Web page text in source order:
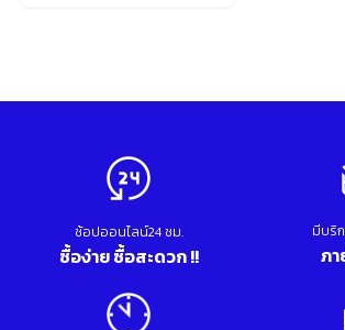
เครื่องมือทำความสะอาด
เครื่องมือไฟฟ้า
เครื่องยนต์ เครื่องมือซ่อมรถยนต์
เครื่องเชื่อม อุปกรณ์เชื่อม
เฟอร์นิเจอร์สำนักงาน
เฟอร์นิเจอร์สำหรับบ้าน
ช้อปออนไลน์24 ชม.
ซื้อง่าย ซื้อสะดวก !!
มีบริ
ภา